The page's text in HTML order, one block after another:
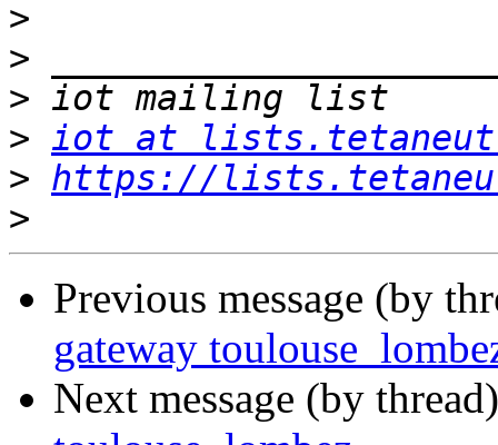
>
>
>
> iot at
> https://
>
Previous message (by
gateway
Next message (by